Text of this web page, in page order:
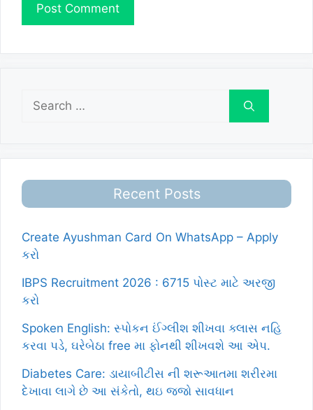
Search
for:
Recent Posts
Create Ayushman Card On WhatsApp – Apply
કરો
IBPS Recruitment 2026 : 6715 પોસ્ટ માટે અરજી
કરો
Spoken English: સ્પોકન ઈંગ્લીશ શીખવા ક્લાસ નહિ
કરવા પડે, ઘરેબેઠા free મા ફોનથી શીખવશે આ એપ.
Diabetes Care: ડાયાબીટીસ ની શરૂઆતમા શરીરમા
દેખાવા લાગે છે આ સંકેતો, થઇ જજો સાવધાન